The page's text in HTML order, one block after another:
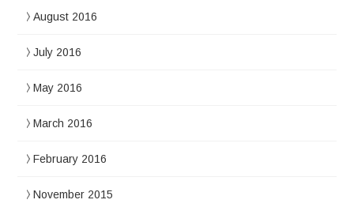
August 2016
July 2016
May 2016
March 2016
February 2016
November 2015